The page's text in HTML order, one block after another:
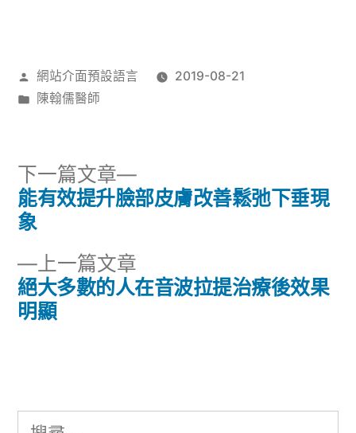
作
者:
網站介面預設語言
2019-08-21
分
陳翰儒醫師
文
導
覽
上一篇文章
一
絕大多數的人在音波拉提治療後效果
明顯
下一篇文章
下
一
能有效提升臉部皮膚改善鬆弛下垂現
象
搜